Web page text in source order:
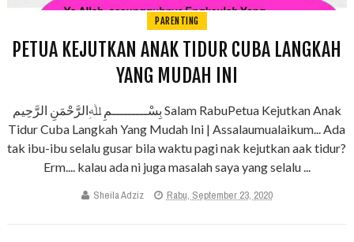
PARENTING
PETUA KEJUTKAN ANAK TIDUR CUBA LANGKAH
YANG MUDAH INI
بِسْـــــــــمِ ﷲِالرَّحْمَنِ الرَّحِيم Salam RabuPetua Kejutkan Anak
Tidur Cuba Langkah Yang Mudah Ini | Assalaumualaikum... Ada
tak ibu-ibu selalu gusar bila waktu pagi nak kejutkan aak tidur?
Erm.... kalau ada ni juga masalah saya yang selalu ...
Sheila Adziz Rabu, September 23, 2020